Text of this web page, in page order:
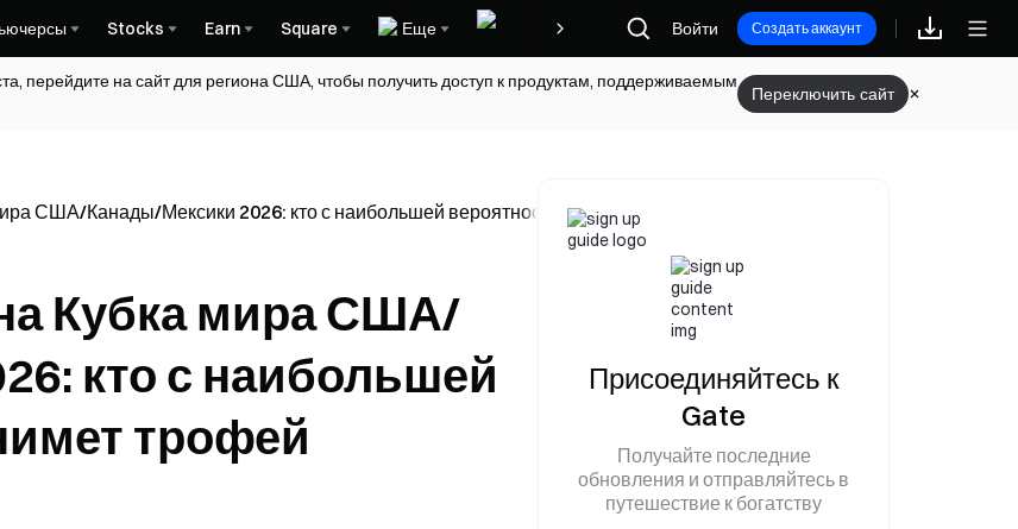
Stocks Earn Square Еще Награды
Войти Создать аккаунт
перейдите на сайт для региона США, чтобы получить доступ к продуктам, поддерживаемым
Переключить сайт
США/Канады/Мексики 2026: кто с наибольшей вероятностью поднимет трофей «Большая чаша»?
Кубка мира США/
кто с наибольшей
трофей
Присоединяйтесь к
Gate
Получайте последние
обновления и отправляйтесь в
путешествие к богатству